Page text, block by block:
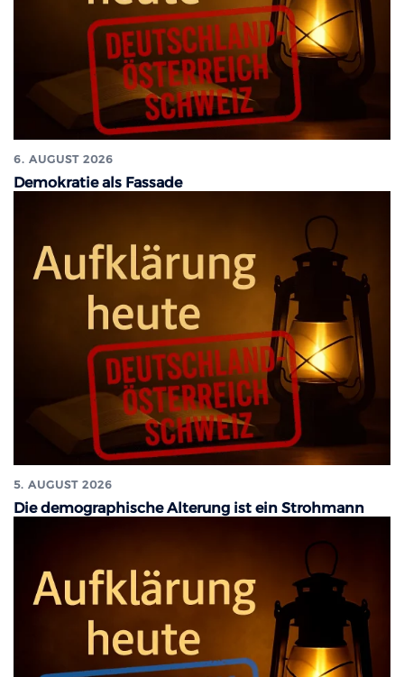
6. AUGUST 2026
Demokratie als Fassade
5. AUGUST 2026
Die demographische Alterung ist ein Strohmann